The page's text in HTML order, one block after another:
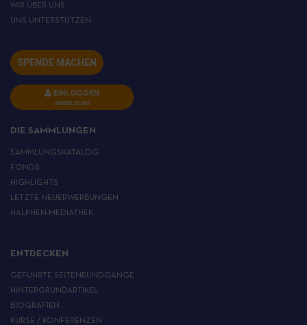
WIR ÜBER UNS
UNS UNTERSTÜTZEN
SPENDE MACHEN
EINLOGGEN
ANMELDUNG
DIE SAMMLUNGEN
SAMMLUNGSKATALOG
FONDS
HIGHLIGHTS
LETZTE NEUERWERBUNGEN
HALPHEN-MEDIATHEK
ENTDECKEN
GEFÜHRTE SEITENRUNDGÄNGE
HINTERGRUNDARTIKEL
BIOGRAFIEN
KURSE / KONFERENZEN